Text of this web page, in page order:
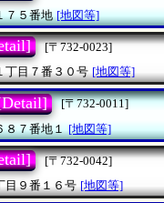
７５番地 [地図等]
[〒732-0023]
丁目７番３０号 [地図等]
[〒732-0011]
８７番地１ [地図等]
[〒732-0042]
目９番１６号 [地図等]